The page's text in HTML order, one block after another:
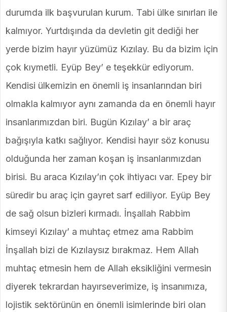
durumda ilk başvurulan kurum. Tabi ülke sınırları ile
kalmıyor. Yurtdışında da devletin git dediği her
yerde bizim hayır yüzümüz Kızılay. Bu da bizim için
çok kıymetli. Eyüp Bey’ e teşekkür ediyorum.
Kendisi ülkemizin en önemli iş insanlarından biri
olmakla kalmıyor aynı zamanda da en önemli hayır
insanlarımızdan biri. Bugün Kızılay’ a bir araç
bağışıyla katkı sağlıyor. Kendisi hayır söz konusu
olduğunda her zaman koşan iş insanlarımızdan
birisi. Bu araca Kızılay’ın çok ihtiyacı var. Epey bir
süredir bu araç için gayret sarf ediliyor. Eyüp Bey
de sağ olsun bizleri kırmadı. İnşallah Rabbim
kimseyi Kızılay’ a muhtaç etmez ama Rabbim
İnşallah bizi de Kızılaysız bırakmaz. Hem Allah
muhtaç etmesin hem de Allah eksikliğini vermesin
diyerek tekrardan hayırseverimize, iş insanımıza,
lojistik sektörünün en önemli isimlerinde biri olan